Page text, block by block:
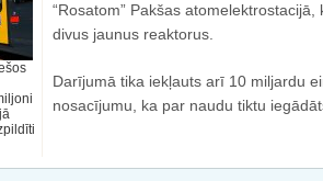
“Rosatom” Pakšas
divus jaunus reaktorus.
Darījumā tika iekļauts arī 10 miljardu
nosacījumu, ka par naudu tiktu